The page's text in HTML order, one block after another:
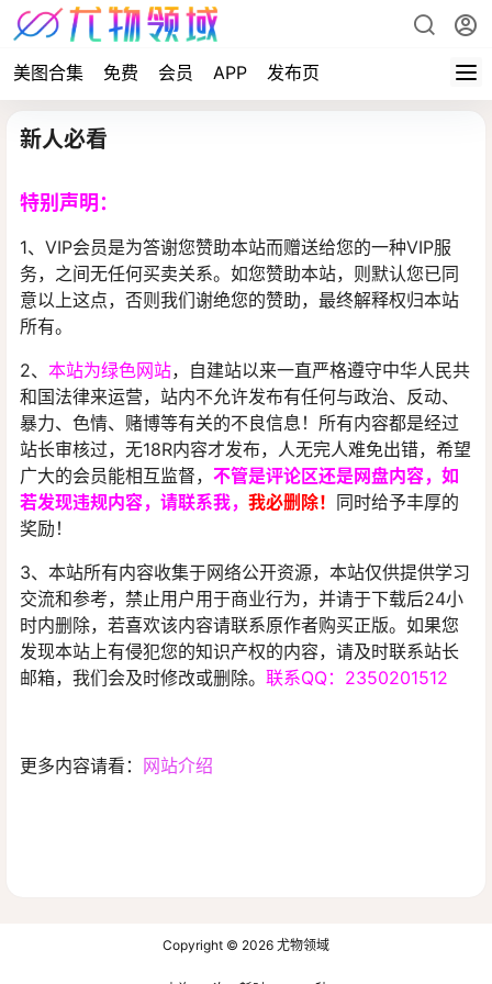
美图合集 免费 会员 APP 发布页
新人必看
特别声明：
1、VIP会员是为答谢您赞助本站而赠送给您的一种VIP服
务，之间无任何买卖关系。如您赞助本站，则默认您已同
意以上这点，否则我们谢绝您的赞助，最终解释权归本站
所有。
2、 本站为绿色网站，自建站以来一直严格遵守中华人民共
和国法律来运营，站内不允许发布有任何与政治、反动、
暴力、色情、赌博等有关的不良信息！所有内容都是经过
站长审核过，无18R内容才发布，人无完人难免出错，希望
广大的会员能相互监督， 不管是评论区还是网盘内容，如
若发现违规内容，请联系我， 我必删除！ 同时给予丰厚的
奖励！
3、本站所有内容收集于网络公开资源，本站仅供提供学习
交流和参考，禁止用户用于商业行为，并请于下载后24小
时内删除，若喜欢该内容请联系原作者购买正版。如果您
发现本站上有侵犯您的知识产权的内容，请及时联系站长
邮箱，我们会及时修改或删除。 联系QQ：2350201512
更多内容请看： 网站介绍
Copyright © 2026 尤物领域